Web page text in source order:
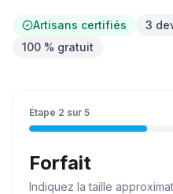
Artisans certifiés
3
100 % gratuit
Étape 2 sur 5
Forfait
Indiquez lataille